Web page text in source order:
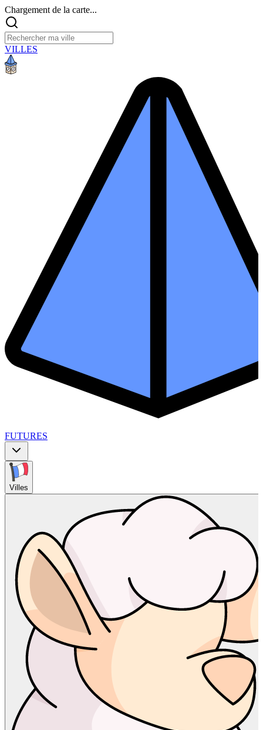
Chargement de la carte...
VILLES
FUTURES
Villes